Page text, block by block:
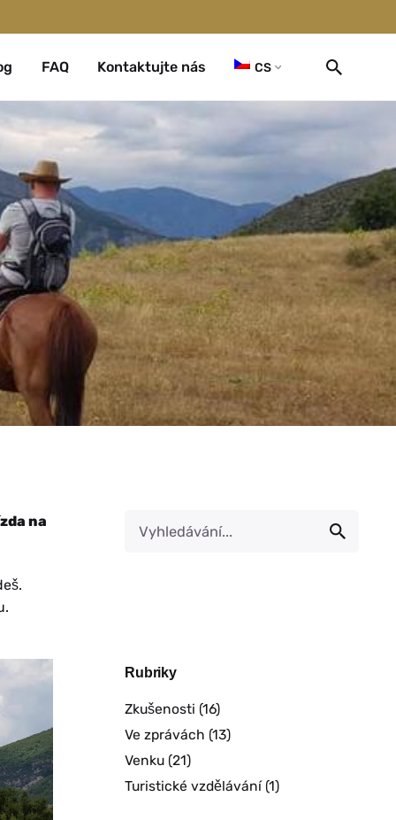
FAQ Kontaktujte nás CS
na
Rubriky
Zkušenosti (16)
Ve zprávách (13)
Venku (21)
Turistické vzdělávání(1)